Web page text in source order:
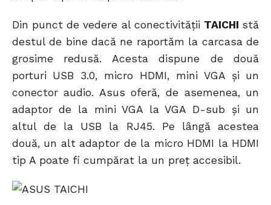
Din punct de vedere al conectivității TAICHI stă
destul de bine dacă ne raportăm la carcasa de
grosime redusă. Acesta dispune de două
porturi USB 3.0, micro HDMI, mini VGA și un
conector audio. Asus oferă, de asemenea, un
adaptor de la mini VGA la VGA D-sub și un
altul de la USB la RJ45. Pe lângă acestea
două, un alt adaptor de la micro HDMI la HDMI
tip A poate fi cumpărat la un preț accesibil.